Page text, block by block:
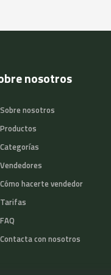
nosotros
Sobre nosotros
Productos
Categorías
Vendedores
Cómo hacerte vendedor
Tarifas
FAQ
Contacta con nosotros